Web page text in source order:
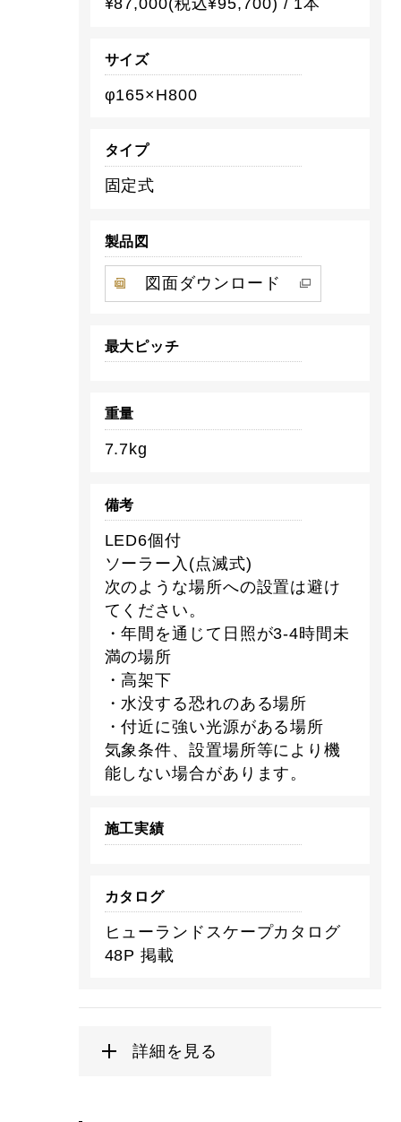
¥87,000(税込¥95,700) / 1本
サイズ
φ165×H800
タイプ
固定式
製品図
図面ダウンロード
最大ピッチ
重量
7.7kg
備考
LED6個付
ソーラー入(点滅式)
次のような場所への設置は避け
てください。
・年間を通じて日照が3-4時間未
満の場所
・高架下
・水没する恐れのある場所
・付近に強い光源がある場所
気象条件、設置場所等により機
能しない場合があります。
施工実績
カタログ
ヒューランドスケープカタログ
48P 掲載
詳細を見る